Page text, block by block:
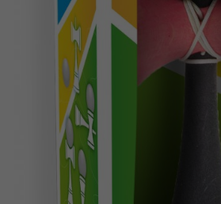
Svenska